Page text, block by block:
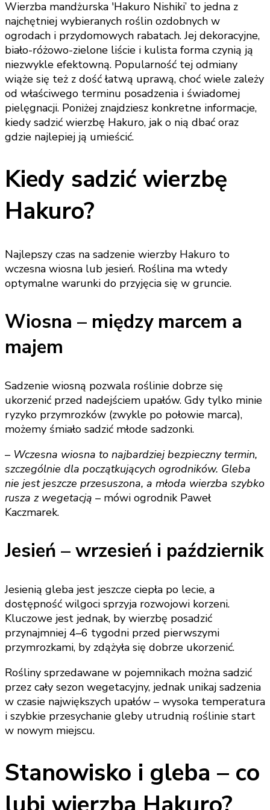
Wierzba mandżurska 'Hakuro Nishiki’ to jedna z
najchętniej wybieranych roślin ozdobnych w
ogrodach i przydomowych rabatach. Jej dekoracyjne,
biało-różowo-zielone liście i kulista forma czynią ją
niezwykle efektowną. Popularność tej odmiany
wiąże się też z dość łatwą uprawą, choć wiele zależy
od właściwego terminu posadzenia i świadomej
pielęgnacji. Poniżej znajdziesz konkretne informacje,
kiedy sadzić wierzbę Hakuro, jak o nią dbać oraz
gdzie najlepiej ją umieścić.
Kiedy sadzić wierzbę
Hakuro?
Najlepszy czas na sadzenie wierzby Hakuro to
wczesna wiosna lub jesień. Roślina ma wtedy
optymalne warunki do przyjęcia się w gruncie.
Wiosna – między marcem a
majem
Sadzenie wiosną pozwala roślinie dobrze się
ukorzenić przed nadejściem upałów. Gdy tylko minie
ryzyko przymrozków (zwykle po połowie marca),
możemy śmiało sadzić młode sadzonki.
– Wczesna wiosna to najbardziej bezpieczny termin,
szczególnie dla początkujących ogrodników. Gleba
nie jest jeszcze przesuszona, a młoda wierzba szybko
rusza z wegetacją – mówi ogrodnik Paweł
Kaczmarek.
Jesień – wrzesień i październik
Jesienią gleba jest jeszcze ciepła po lecie, a
dostępność wilgoci sprzyja rozwojowi korzeni.
Kluczowe jest jednak, by wierzbę posadzić
przynajmniej 4–6 tygodni przed pierwszymi
przymrozkami, by zdążyła się dobrze ukorzenić.
Rośliny sprzedawane w pojemnikach można sadzić
przez cały sezon wegetacyjny, jednak unikaj sadzenia
w czasie największych upałów – wysoka temperatura
i szybkie przesychanie gleby utrudnią roślinie start
w nowym miejscu.
Stanowisko i gleba – co